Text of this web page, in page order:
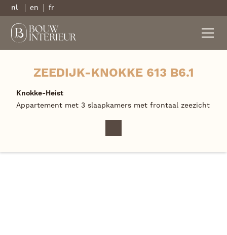
nl en fr
ZEEDIJK-KNOKKE 613 B6.1
Knokke-Heist
Appartement met 3 slaapkamers met frontaal zeezicht